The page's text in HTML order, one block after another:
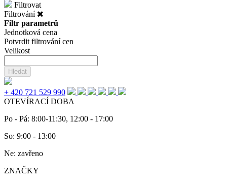
Filtrovat
Filtrování
Filtr parametrů
Jednotková cena
Potvrdit filtrování cen
Velikost
Hledat
+ 420 721 529 990
OTEVÍRACÍ DOBA
Po - Pá: 8:00-11:30, 12:00 - 17:00
So: 9:00 - 13:00
Ne: zavřeno
ZNAČKY